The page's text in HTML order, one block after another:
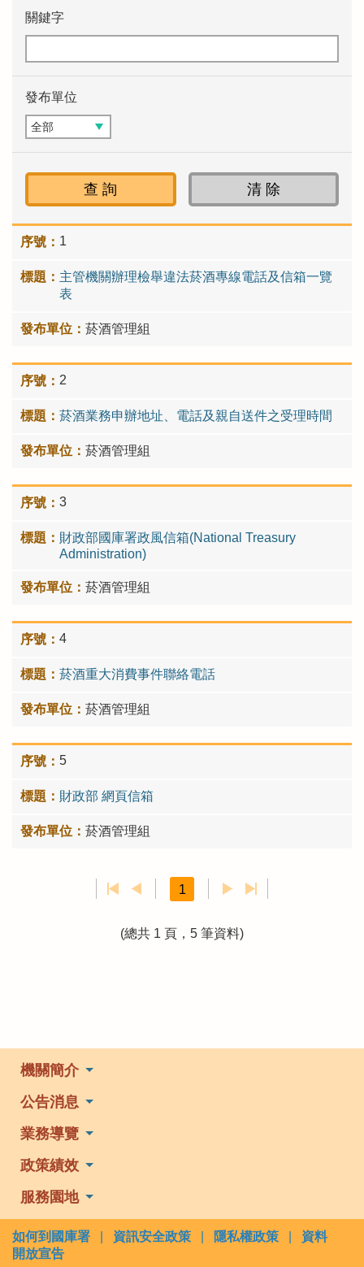
關鍵字
發布單位
1
主管機關辦理檢舉違法菸酒專線電話及信箱一覽
表
菸酒管理組
2
菸酒業務申辦地址、電話及親自送件之受理時間
菸酒管理組
3
財政部國庫署政風信箱(National Treasury
Administration)
菸酒管理組
4
菸酒重大消費事件聯絡電話
菸酒管理組
5
財政部 網頁信箱
菸酒管理組
1
(總共 1 頁，5 筆資料)
機關簡介
公告消息
業務導覽
政策績效
服務園地
如何到國庫署 資訊安全政策 隱私權政策
資料
開放宣告